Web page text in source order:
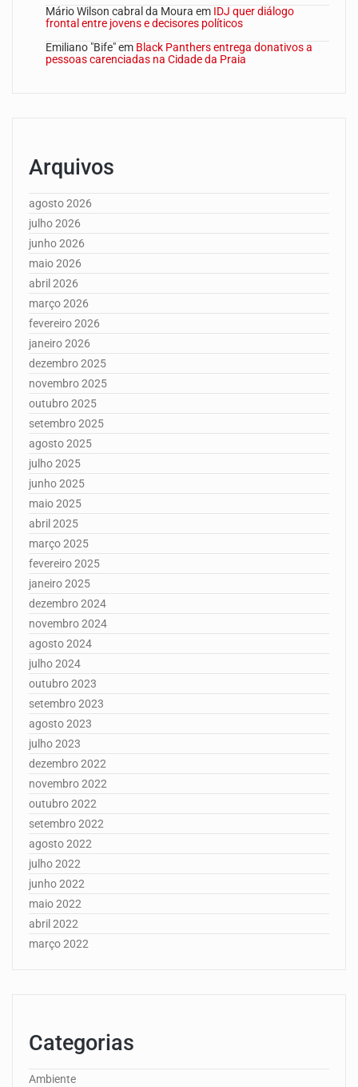
Mário Wilson cabral da Moura em IDJ quer diálogo
frontal entre jovens e decisores políticos
Emiliano "Bife"em Black Panthers entrega donativos a
pessoas carenciadas na Cidade da Praia
Arquivos
agosto 2026
julho 2026
junho 2026
maio 2026
abril 2026
março 2026
fevereiro 2026
janeiro 2026
dezembro 2025
novembro 2025
outubro 2025
setembro 2025
agosto 2025
julho 2025
junho 2025
maio 2025
abril 2025
março 2025
fevereiro 2025
janeiro 2025
dezembro 2024
novembro 2024
agosto 2024
julho 2024
outubro 2023
setembro 2023
agosto 2023
julho 2023
dezembro 2022
novembro 2022
outubro 2022
setembro 2022
agosto 2022
julho 2022
junho 2022
maio 2022
abril 2022
março 2022
Categorias
Ambiente